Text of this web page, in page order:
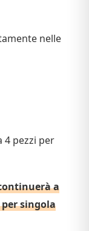
nelle
4 pezzi per
a
singola